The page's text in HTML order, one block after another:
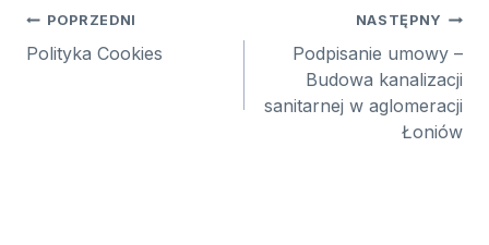
Nawigacja
wpisu
POPRZEDNI
Polityka Cookies
NASTĘPNY
Podpisanie umowy –
Budowa kanalizacji
sanitarnej w aglomeracji
Łoniów